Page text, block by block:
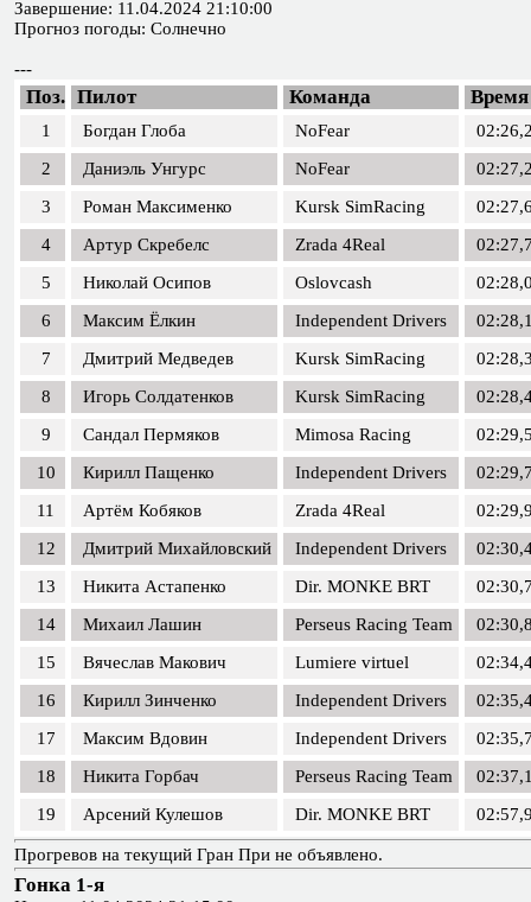
Завершение: 11.04.2024 21:10:00
Прогноз погоды: Солнечно
---
Поз. Пилот Команда Время
1 Богдан Глоба NoFear
2
Даниэль Унгурс NoFear
3
Роман Максименко Kursk SimRacing
4
Артур Скребелс Zrada 4Real
5
Николай Осипов Oslovcash
6
Максим Ёлкин Independent Drivers
7
Дмитрий Медведев Kursk SimRacing
8
Игорь Солдатенков Kursk SimRacing
9
Сандал Пермяков Mimosa Racing
10
Кирилл Пащенко Independent Drivers
11
Артём Кобяков Zrada 4Real
12
Дмитрий Михайловский Independent Drivers
13
Никита Астапенко Dir. MONKE BRT
14
Михаил Лашин Perseus Racing Team
15
Вячеслав Макович Lumiere virtuel
16
Кирилл Зинченко Independent Drivers
17
Максим Вдовин Independent Drivers
18
Никита Горбач Perseus Racing Team
19
Арсений Кулешов Dir. MONKE BRT
Прогревов на текущий Гран При не объявлено.
Гонка 1-я